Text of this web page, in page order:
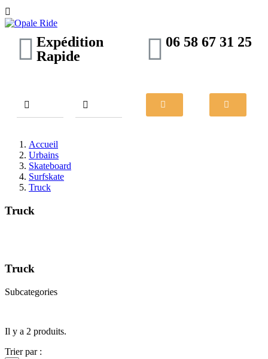

Expédition
Rapide
06 58 67 31 25
Accueil
Urbains
Skateboard
Surfskate
Truck
Truck
Truck
Subcategories
Il y a 2 produits.
Trier par :